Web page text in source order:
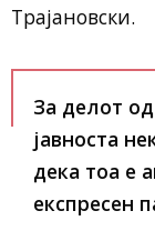
Трајановски.
За делот
јавноста
дека тоа е
експресен